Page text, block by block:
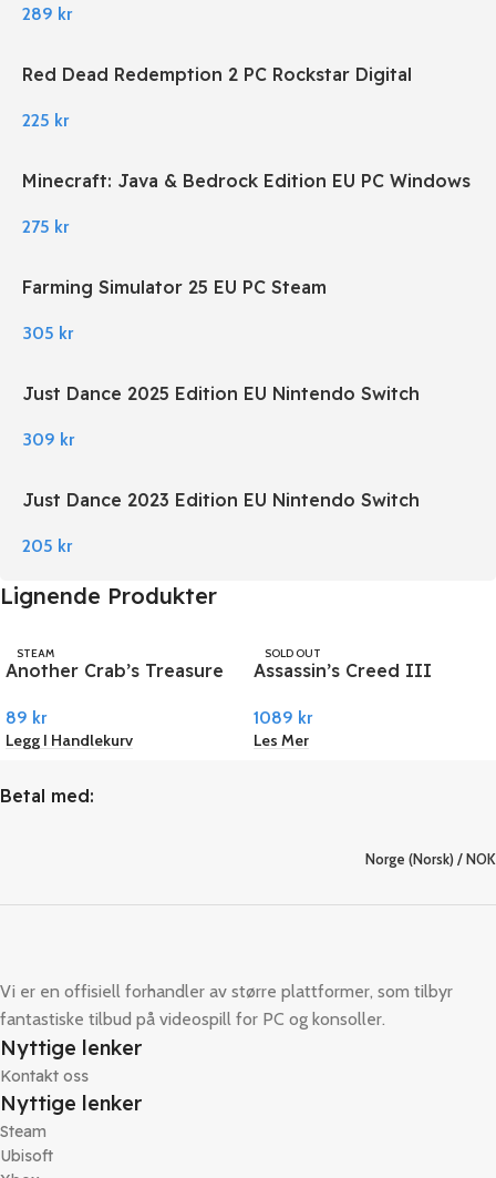
289 kr
Red Dead Redemption 2 PC Rockstar Digital
225 kr
Minecraft: Java & Bedrock Edition EU PC Windows
275 kr
Farming Simulator 25 EU PC Steam
305 kr
Just Dance 2025 Edition EU Nintendo Switch
309 kr
Just Dance 2023 Edition EU Nintendo Switch
205 kr
Lignende Produkter
STEAM
Another Crab’s Treasure
89 kr
Legg I Handlekurv
SOLD OUT
UBISOFT
Assassin’s Creed III
Connect
1089 kr
Les Mer
Betal med:
Norge (Norsk) / NOK
Vi er en offisiell forhandler av større plattformer, som tilbyr
fantastiske tilbud på videospill for PC og konsoller.
Nyttige lenker
Kontakt oss
Nyttige lenker
Steam
Ubisoft